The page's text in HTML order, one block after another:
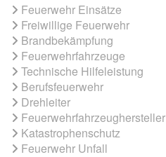
Feuerwehr Einsätze
Freiwillige Feuerwehr
Brandbekämpfung
Feuerwehrfahrzeuge
Technische Hilfeleistung
Berufsfeuerwehr
Drehleiter
Feuerwehrfahrzeughersteller
Katastrophenschutz
Feuerwehr Unfall